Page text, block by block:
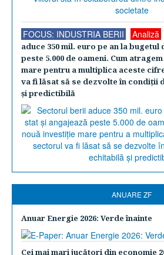
FOCUS: INDUSTRIA BERII Analiză
aduce 350 mil. euro pe an la bugetul
peste 5.000 de oameni. Cum
mare pentru a multiplica aceste
va fi lăsat să se dezvolte în condiţii
şi predictibilă
ANUARE ZF
Anuar Energie 2026: Verde înainte
Cei mai mari jucători din economie